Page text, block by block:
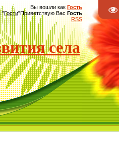
Вы вошли как Гость
"Гости"Приветствую Вас Гость
RSS
села